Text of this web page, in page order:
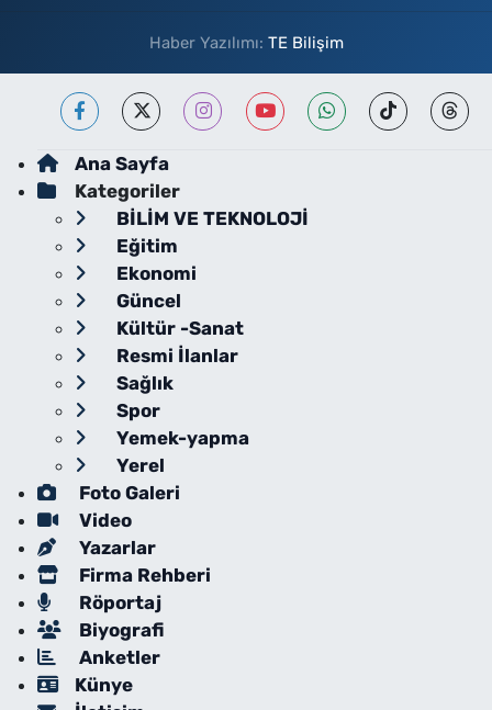
Haber Yazılımı: TE Bilişim
Ana Sayfa
Kategoriler
BİLİM VE TEKNOLOJİ
Eğitim
Ekonomi
Güncel
Kültür -Sanat
Resmi İlanlar
Sağlık
Spor
Yemek-yapma
Yerel
Foto Galeri
Video
Yazarlar
Firma Rehberi
Röportaj
Biyografi
Anketler
Künye